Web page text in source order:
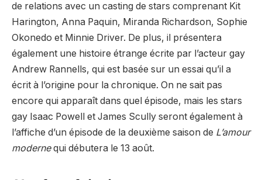
de relations avec un casting de stars comprenant Kit
Harington, Anna Paquin, Miranda Richardson, Sophie
Okonedo et Minnie Driver. De plus, il présentera
également une histoire étrange écrite par l’acteur gay
Andrew Rannells, qui est basée sur un essai qu’il a
écrit à l’origine pour la chronique. On ne sait pas
encore qui apparaît dans quel épisode, mais les stars
gay Isaac Powell et James Scully seront également à
l’affiche d’un épisode de la deuxième saison de L’amour
modernequi débutera le 13 août.